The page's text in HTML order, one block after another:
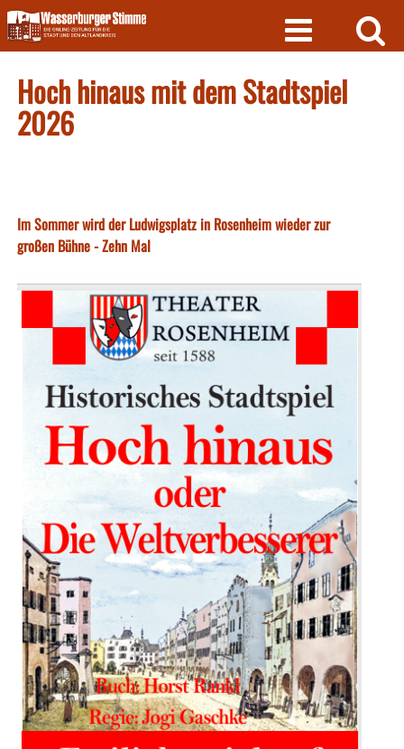
Skip
to
content
Hoch hinaus mit dem Stadtspiel
2026
Im Sommer wird der Ludwigsplatz in Rosenheim wieder zur
großen Bühne - Zehn Mal